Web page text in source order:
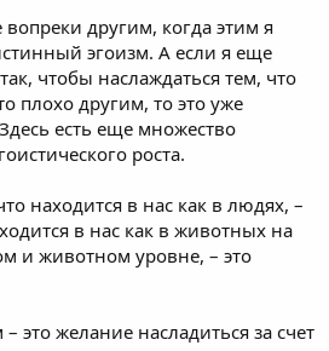
другим, когда этим я
эгоизм. А если я еще
чтобы наслаждаться тем, что
плохо другим, то это уже
есть еще множество
роста.
находится в нас как в людях, –
в нас как в животных на
и животном уровне, – это
это желание насладиться за счет